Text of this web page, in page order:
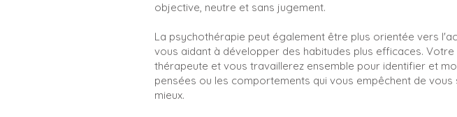
objective, neutre et sans jugement.
La psychothérapie peut également être plus orientée vers
vous aidant à développer des habitudes plus efficaces. Votre
thérapeute et vous travaillerez ensemble pour identifier et
pensées ou les comportements qui vous empêchent de vous
mieux.